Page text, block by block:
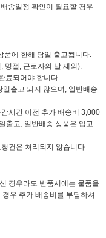
송일정 확인이 필요할 경우
에 한해 당일 출고됩니다.
명절, 근로자의 날 제외).
료되어야 합니다.
출고 되지 않으며, 일반배송
시간 이전 추가 배송비 3,000
출고, 일반배송 상품은 입고
건은 처리되지 않습니다.
경우라도 반품시에는 물품을
우 추가 배송비를 부담하셔